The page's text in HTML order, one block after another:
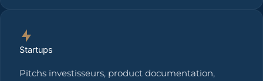
Startups
Pitchs investisseurs, product documentation,